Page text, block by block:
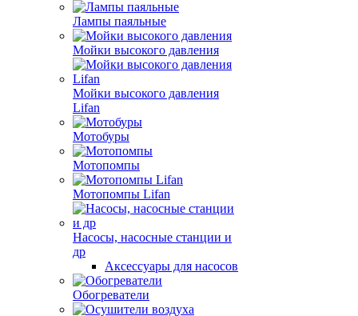
Лампы паяльные
Мойки высокого давления
Мойки высокого давления
Lifan
Мотобуры
Мотопомпы
Мотопомпы Lifan
Насосы, насосные станции и
др
Аксессуары для насосов
Обогреватели